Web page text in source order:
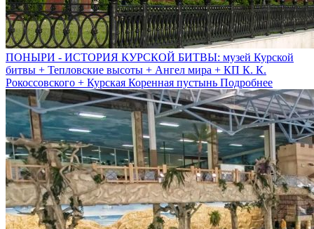
ПОНЫРИ - ИСТОРИЯ КУРСКОЙ БИТВЫ: музей Курской
битвы + Тепловские высоты + Ангел мира + КП К. К.
Рокоссовского + Курская Коренная пустынь Подробнее